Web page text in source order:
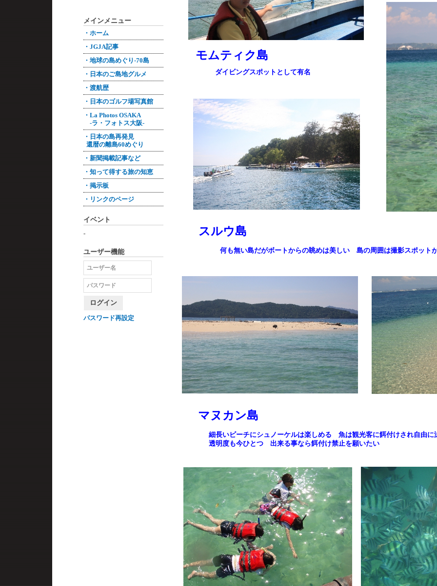
スルウ島
何も無い島だがボートからの眺めは美しい 島の周囲は撮影スポット
マヌカン島
細長いビーチにシュノーケルは楽しめる 魚は観光客に餌付けされ自由
透明度も今ひとつ 出来る事なら餌付け禁止を願いたい
モムティク島
ダイビングスポットとして有名
メインメニュー
・ホーム
・JGJA記事
・地球の島めぐり-70島
・日本のご島地グルメ
・渡航歴
・日本のゴルフ場写真館
・La Photos OSAKA
-ラ・フォトス大阪-
・日本の島再発見
還暦の離島60めぐり
・新聞掲載記事など
・知って得する旅の知恵
・掲示板
・リンクのページ
イベント
-
ユーザー機能
ログイン
パスワード再設定